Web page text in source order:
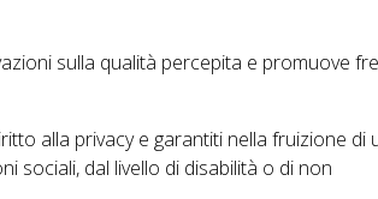
sulla qualità percepita e promuove
alla privacy e garantiti nella fruizione di
sociali, dal livello di disabilità o di non